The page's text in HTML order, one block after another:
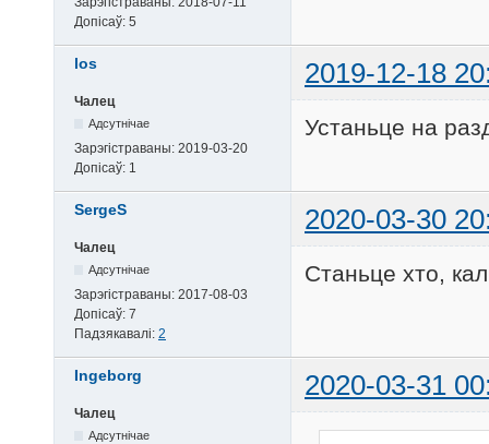
Допісаў: 5
los 2019-12-18
Чалец
Адсутнічае
Зарэгістраваны: 2019-03-20
Допісаў: 1
Устаньце на
SergeS 2020-03-30
Чалец
Адсутнічае
Зарэгістраваны: 2017-08-03
Допісаў: 7
Падзякавалі: 2
Станьце хто,
Ingeborg 2020-03-31
Чалец
Адсутнічае